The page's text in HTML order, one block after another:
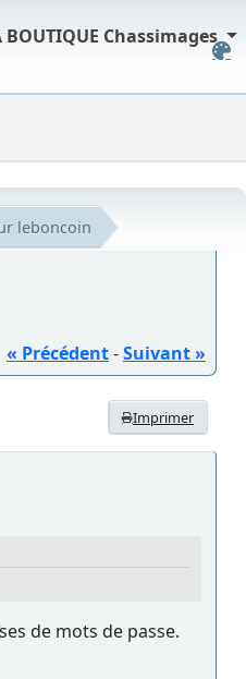
BOUTIQUE Chassimages
leboncoin
« Précédent-Suivant »
Imprimer
de mots de passe.